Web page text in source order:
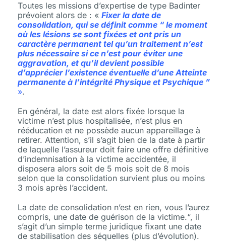
Toutes les missions d’expertise de type Badinter
prévoient alors de : « Fixer la date de
consolidation, qui se définit comme “ le moment
où les lésions se sont fixées et ont pris un
caractère permanent tel qu’un traitement n’est
plus nécessaire si ce n’est pour éviter une
aggravation, et qu’il devient possible
d’apprécier l’existence éventuelle d’une Atteinte
permanente à l’intégrité Physique et Psychique ”
».
En général, la date est alors fixée lorsque la
victime n’est plus hospitalisée, n’est plus en
rééducation et ne possède aucun appareillage à
retirer. Attention, s’il s’agit bien de la date à partir
de laquelle l’assureur doit faire une offre définitive
d’indemnisation à la victime accidentée, il
disposera alors soit de 5 mois soit de 8 mois
selon que la consolidation survient plus ou moins
3 mois après l’accident.
La date de consolidation n’est en rien, vous l’aurez
compris, une date de guérison de la victime.“, il
s’agit d’un simple terme juridique fixant une date
de stabilisation des séquelles (plus d’évolution).